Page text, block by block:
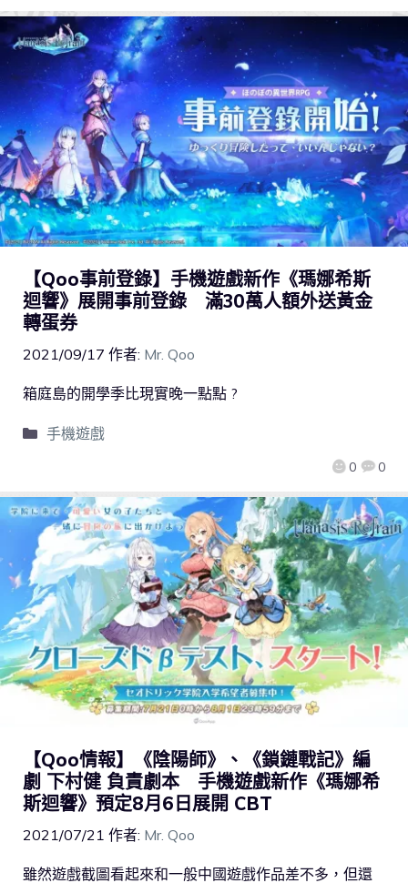
【Qoo事前登錄】手機遊戲新作《瑪娜希斯
迴響》展開事前登錄 滿30萬人額外送黃金
轉蛋券
2021/09/17 作者: Mr. Qoo
0 0
箱庭島的開學季比現實晚一點點 ?
手機遊戲
【Qoo情報】《陰陽師》、《鎖鏈戰記》編
劇 下村健 負責劇本 手機遊戲新作《瑪娜希
斯迴響》預定8月6日展開 CBT
2021/07/21 作者: Mr. Qoo
雖然遊戲截圖看起來和一般中國遊戲作品差不多，但還